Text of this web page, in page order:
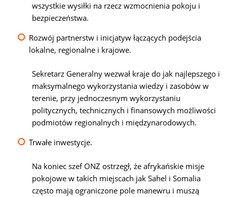
wszystkie wysiłki na rzecz wzmocnienia pokoju i
bezpieczeństwa.
Rozwój partnerstw i inicjatyw łączących podejścia
lokalne, regionalne i krajowe.
Sekretarz Generalny wezwał kraje do jak najlepszego i
maksymalnego wykorzystania wiedzy i zasobów w
terenie, przy jednoczesnym wykorzystaniu
politycznych, technicznych i finansowych możliwości
podmiotów regionalnych i międzynarodowych.
Trwałe inwestycje.
Na koniec szef ONZ ostrzegł, że afrykańskie misje
pokojowe w takich miejscach jak Sahel i Somalia
często mają ograniczone pole manewru i muszą